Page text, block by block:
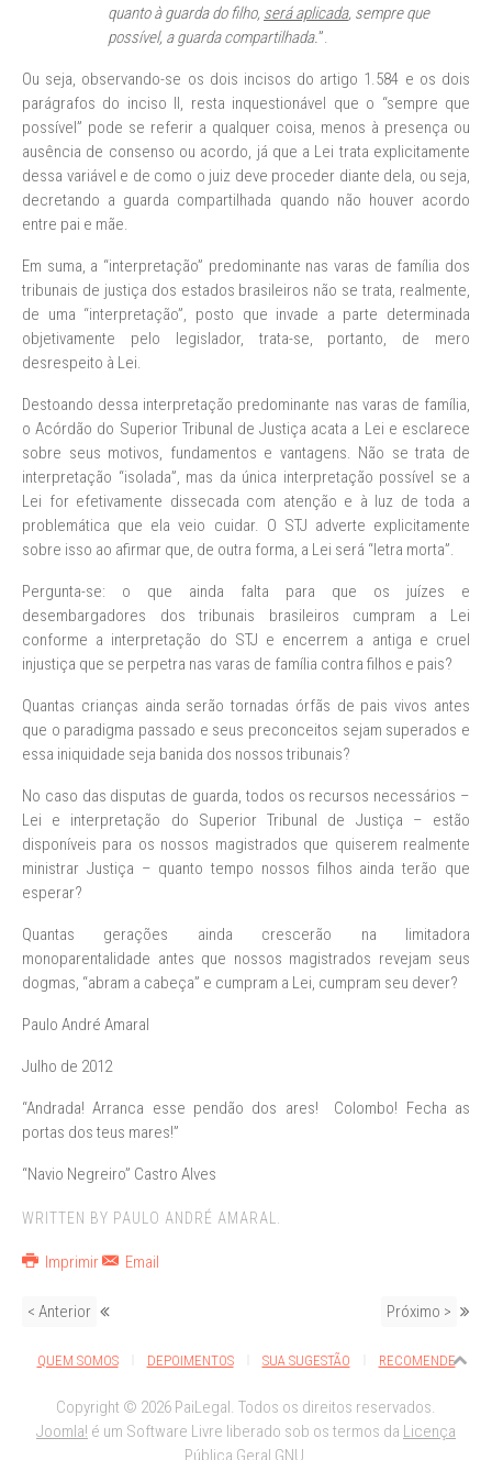
quanto à guarda do filho, será aplicada, sempre que
possível, a guarda compartilhada.”.
Ou seja, observando-se os dois incisos do artigo 1.584 e os dois
parágrafos do inciso II, resta inquestionável que o “sempre que
possível” pode se referir a qualquer coisa, menos à presença ou
ausência de consenso ou acordo, já que a Lei trata explicitamente
dessa variável e de como o juiz deve proceder diante dela, ou seja,
decretando a guarda compartilhada quando não houver acordo
entre pai e mãe.
Em suma, a “interpretação” predominante nas varas de família dos
tribunais de justiça dos estados brasileiros não se trata, realmente,
de uma “interpretação”, posto que invade a parte determinada
objetivamente pelo legislador, trata-se, portanto, de mero
desrespeito à Lei.
Destoando dessa interpretação predominante nas varas de família,
o Acórdão do Superior Tribunal de Justiça acata a Lei e esclarece
sobre seus motivos, fundamentos e vantagens. Não se trata de
interpretação “isolada”, mas da única interpretação possível se a
Lei for efetivamente dissecada com atenção e à luz de toda a
problemática que ela veio cuidar. O STJ adverte explicitamente
sobre isso ao afirmar que, de outra forma, a Lei será “letra morta”.
Pergunta-se: o que ainda falta para que os juízes e
desembargadores dos tribunais brasileiros cumpram a Lei
conforme a interpretação do STJ e encerrem a antiga e cruel
injustiça que se perpetra nas varas de família contra filhos e pais?
Quantas crianças ainda serão tornadas órfãs de pais vivos antes
que o paradigma passado e seus preconceitos sejam superados e
essa iniquidade seja banida dos nossos tribunais?
No caso das disputas de guarda, todos os recursos necessários –
Lei e interpretação do Superior Tribunal de Justiça – estão
disponíveis para os nossos magistrados que quiserem realmente
ministrar Justiça – quanto tempo nossos filhos ainda terão que
esperar?
Quantas gerações ainda crescerão na limitadora
monoparentalidade antes que nossos magistrados revejam seus
dogmas, “abram a cabeça” e cumpram a Lei, cumpram seu dever?
Paulo André Amaral
Julho de 2012
“Andrada! Arranca esse pendão dos ares! Colombo! Fecha as
portas dos teus mares!”
“Navio Negreiro” Castro Alves
WRITTEN BY PAULO ANDRÉ AMARAL.
Imprimir Email
< Anterior Próximo >
QUEM SOMOS DEPOIMENTOS SUA SUGESTÃO RECOMENDE
Copyright © 2026 PaiLegal. Todos os direitos reservados.
Joomla! é um Software Livre liberado sob os termos da Licença
Pública Geral GNU.